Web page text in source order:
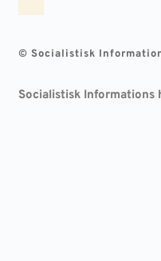
© Socialistisk
Socialistisk Informations